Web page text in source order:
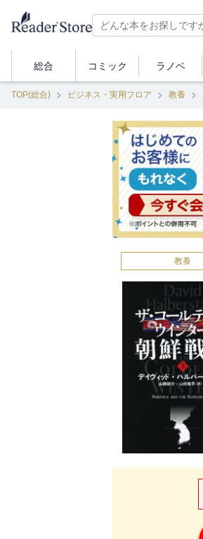
総合 コミック ラノベ
TOP(総合) ビジネス・実用フロア 教養
教養